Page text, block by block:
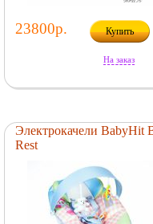
23800р. Купить
На заказ
Электрокачели BabyHit
Rest